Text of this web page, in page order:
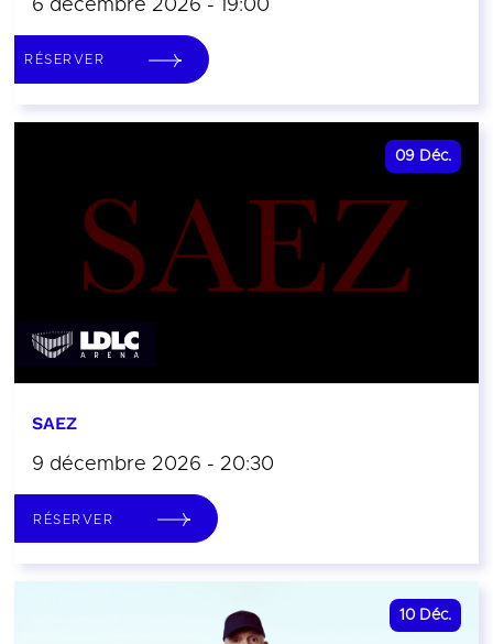
6 décembre 2026 - 19:00
RÉSERVER
09 Déc.
SAEZ
9 décembre 2026 - 20:30
RÉSERVER
10 Déc.